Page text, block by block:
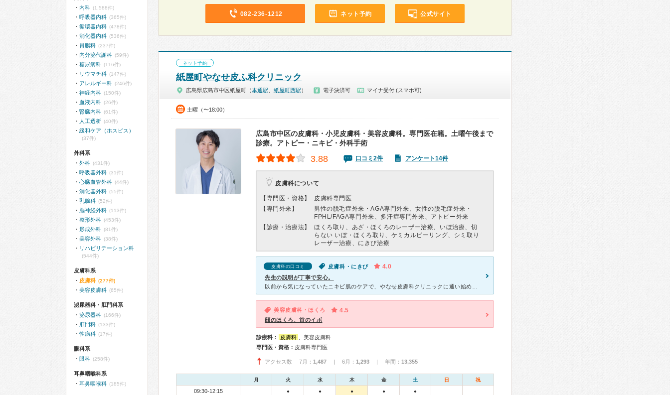
082-236-1212 ネット予約 公式サイト
ネット予約
紙屋町やなせ皮ふ科クリニック
広島県広島市中区紙屋町（本通駅 紙屋町西駅 ） 電子決済可 マイナ受付 (スマホ可)
土曜（〜18:00）
広島市中区の皮膚科・小児皮膚科・美容皮膚科。専門医在籍。土曜午後まで
診療。アトピー・ニキビ・外科手術
3.88 口コミ2件 アンケート14件
皮膚科について
【専門医・資格】
皮膚科専門医
【専門外来】
男性の脱毛症外来・AGA専門外来、女性の脱毛症外来・
FPHL/FAGA専門外来、多汗症専門外来、アトピー外来
【診療・治療法】
ほくろ取り、あざ・ほくろのレーザー治療、いぼ治療、切
らない いぼ・ほくろ取り、ケミカルピーリング、シミ取り
レーザー治療、にきび治療
皮膚科の口コミ 皮膚科・にきび 4.0
先生の説明が丁寧で安心。
美容皮膚科・ほくろ 4.5
顔のほくろ、首のイボ
診療科： 皮膚科
、美容皮膚科
専門医・資格： 皮膚科専門医
アクセス数 7月： 1,487 | 6月： 1,293 | 年間： 13,355
月 火 水 木 金 土 日 祝
09:30-12:15 ● ● ● ● ●
内科 (1,588件)
呼吸器内科 (365件)
循環器内科 (478件)
消化器内科 (536件)
胃腸科 (237件)
内分泌代謝科 (59件)
糖尿病科 (116件)
リウマチ科 (147件)
アレルギー科 (246件)
神経内科 (150件)
血液内科 (26件)
腎臓内科 (61件)
人工透析 (40件)
緩和ケア（ホスピス）
(37件)
外科系
外科 (431件)
呼吸器外科 (31件)
心臓血管外科 (44件)
消化器外科 (55件)
乳腺科 (52件)
脳神経外科 (113件)
整形外科 (453件)
形成外科 (81件)
美容外科 (38件)
リハビリテーション科
(544件)
皮膚科系
皮膚科 (277件)
美容皮膚科 (65件)
泌尿器科・肛門科系
泌尿器科 (166件)
肛門科 (133件)
性病科 (17件)
眼科系
眼科 (258件)
耳鼻咽喉科系
耳鼻咽喉科 (185件)